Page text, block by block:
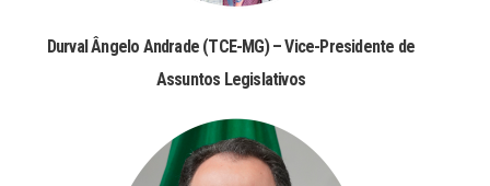
Durval Ângelo Andrade (TCE-MG) – Vice-Presidente de
Assuntos Legislativos